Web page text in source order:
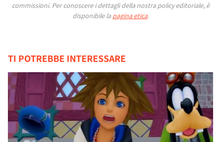
commissioni. Per conoscere i dettagli della nostra policy editoriale, è
disponibile la pagina etica.
TI POTREBBE INTERESSARE